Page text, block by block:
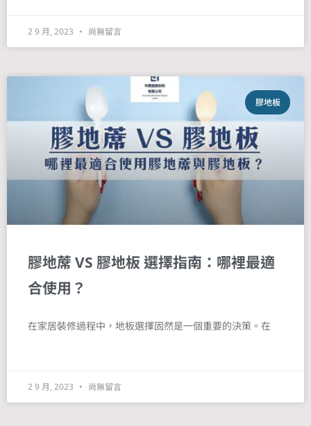
2 9 月, 2023 尚無留言
膠地板
膠地蓆 VS 膠地板 選擇指南：哪裡最適
合使用？
在家居裝修過程中，地板選擇固然是一個重要的決策。在
2 9 月, 2023 尚無留言